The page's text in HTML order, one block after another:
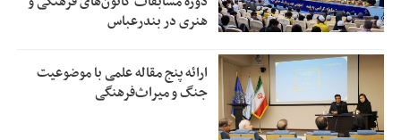
هنری در بندرعباس
ارائه پنج مقاله علمی با موضوعیت
جنگ و میراث‌فرهنگی